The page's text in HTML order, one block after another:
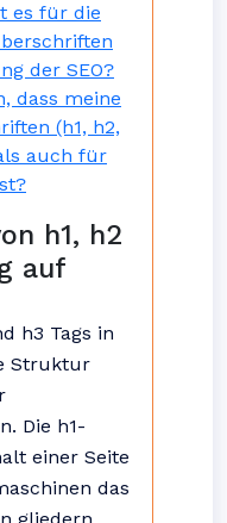
es für die
der SEO?
dass meine
(h1, h2,
auch für
h1, h2
auf
h3 Tags in
Struktur
Die h1-
einer Seite
das